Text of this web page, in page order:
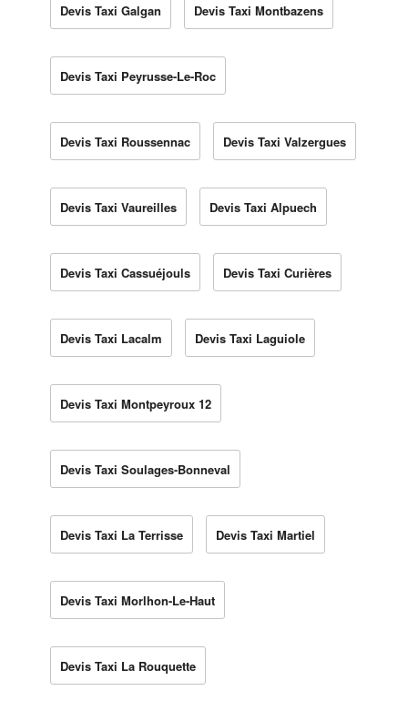
Devis Taxi Galgan Devis Taxi Montbazens
Devis Taxi Peyrusse-Le-Roc
Devis Taxi Roussennac Devis Taxi Valzergues
Devis Taxi Vaureilles Devis Taxi Alpuech
Devis Taxi Cassuéjouls Devis Taxi Curières
Devis Taxi Lacalm Devis Taxi Laguiole
Devis Taxi Montpeyroux 12
Devis Taxi Soulages-Bonneval
Devis Taxi La Terrisse Devis Taxi Martiel
Devis Taxi Morlhon-Le-Haut
Devis Taxi La Rouquette